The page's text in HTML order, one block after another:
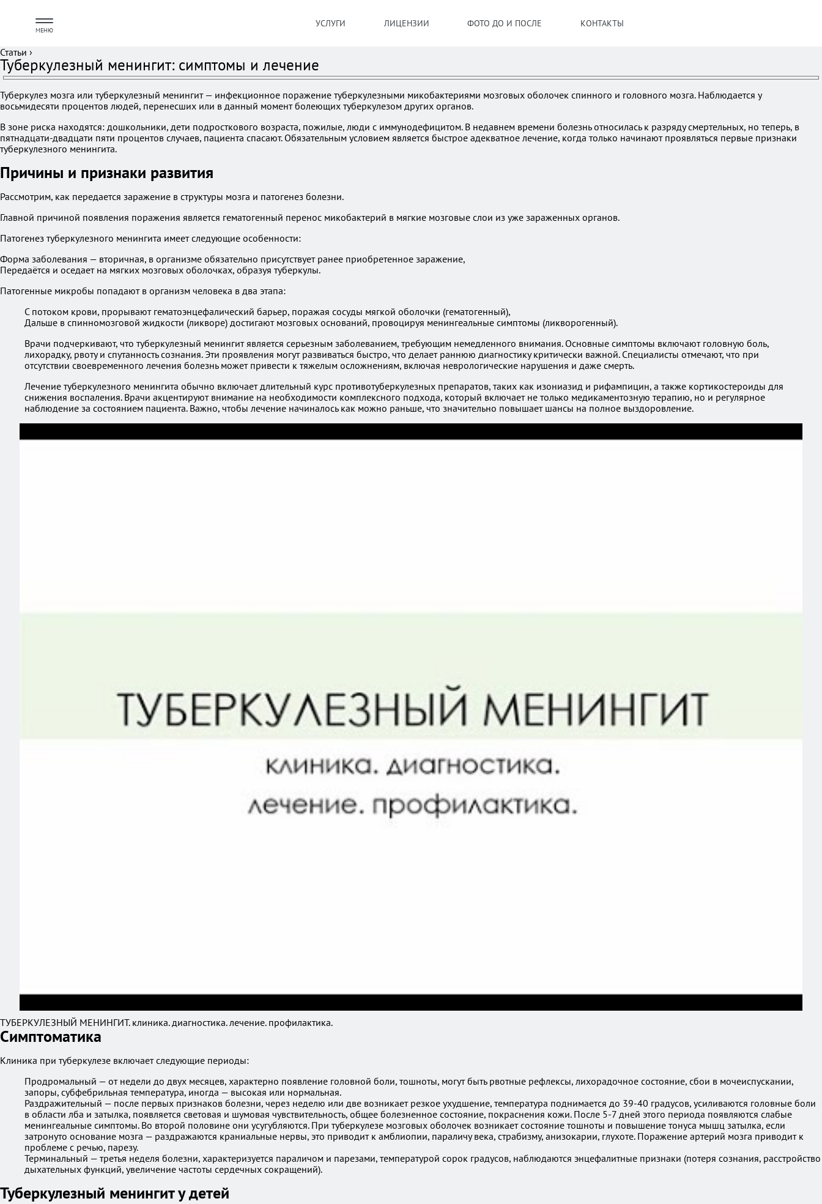
МЕНЮ
УСЛУГИ ЛИЦЕНЗИИ ФОТО ДО И ПОСЛЕ КОНТАКТЫ
Статьи ›
Туберкулезный менингит: симптомы и лечение
Туберкулез мозга или туберкулезный менингит — инфекционное поражение туберкулезными микобактериями мозговых оболочек спинного и головного мозга. Наблюдается у
восьмидесяти процентов людей, перенесших или в данный момент болеющих туберкулезом других органов.
В зоне риска находятся: дошкольники, дети подросткового возраста, пожилые, люди с иммунодефицитом. В недавнем времени болезнь относилась к разряду смертельных, но теперь, в
пятнадцати-двадцати пяти процентов случаев, пациента спасают. Обязательным условием является быстрое адекватное лечение, когда только начинают проявляться первые признаки
туберкулезного менингита.
Причины и признаки развития
Рассмотрим, как передается заражение в структуры мозга и патогенез болезни.
Главной причиной появления поражения является гематогенный перенос микобактерий в мягкие мозговые слои из уже зараженных органов.
Патогенез туберкулезного менингита имеет следующие особенности:
Форма заболевания — вторичная, в организме обязательно присутствует ранее приобретенное заражение,
Передаётся и оседает на мягких мозговых оболочках, образуя туберкулы.
Патогенные микробы попадают в организм человека в два этапа:
С потоком крови, прорывают гематоэнцефалический барьер, поражая сосуды мягкой оболочки (гематогенный),
Дальше в спинномозговой жидкости (ликворе) достигают мозговых оснований, провоцируя менингеальные симптомы (ликворогенный).
Врачи подчеркивают, что туберкулезный менингит является серьезным заболеванием, требующим немедленного внимания. Основные симптомы включают головную боль,
лихорадку, рвоту и спутанность сознания. Эти проявления могут развиваться быстро, что делает раннюю диагностику критически важной. Специалисты отмечают, что при
отсутствии своевременного лечения болезнь может привести к тяжелым осложнениям, включая неврологические нарушения и даже смерть.
Лечение туберкулезного менингита обычно включает длительный курс противотуберкулезных препаратов, таких как изониазид и рифампицин, а также кортикостероиды для
снижения воспаления. Врачи акцентируют внимание на необходимости комплексного подхода, который включает не только медикаментозную терапию, но и регулярное
наблюдение за состоянием пациента. Важно, чтобы лечение начиналось как можно раньше, что значительно повышает шансы на полное выздоровление.
ТУБЕРКУЛЕЗНЫЙ МЕНИНГИТ. клиника. диагностика. лечение. профилактика.
Симптоматика
Клиника при туберкулезе включает следующие периоды:
Продромальный — от недели до двух месяцев, характерно появление головной боли, тошноты, могут быть рвотные рефлексы, лихорадочное состояние, сбои в мочеиспускании,
запоры, субфебрильная температура, иногда — высокая или нормальная.
Раздражительный — после первых признаков болезни, через неделю или две возникает резкое ухудшение, температура поднимается до 39-40 градусов, усиливаются головные боли
в области лба и затылка, появляется световая и шумовая чувствительность, общее болезненное состояние, покраснения кожи. После 5-7 дней этого периода появляются слабые
менингеальные симптомы. Во второй половине они усугубляются. При туберкулезе мозговых оболочек возникает состояние тошноты и повышение тонуса мышц затылка, если
затронуто основание мозга — раздражаются краниальные нервы, это приводит к амблиопии, параличу века, страбизму, анизокарии, глухоте. Поражение артерий мозга приводит к
проблеме с речью, парезу.
Терминальный — третья неделя болезни, характеризуется параличом и парезами, температурой сорок градусов, наблюдаются энцефалитные признаки (потеря сознания, расстройство
дыхательных функций, увеличение частоты сердечных сокращений).
Туберкулезный менингит у детей